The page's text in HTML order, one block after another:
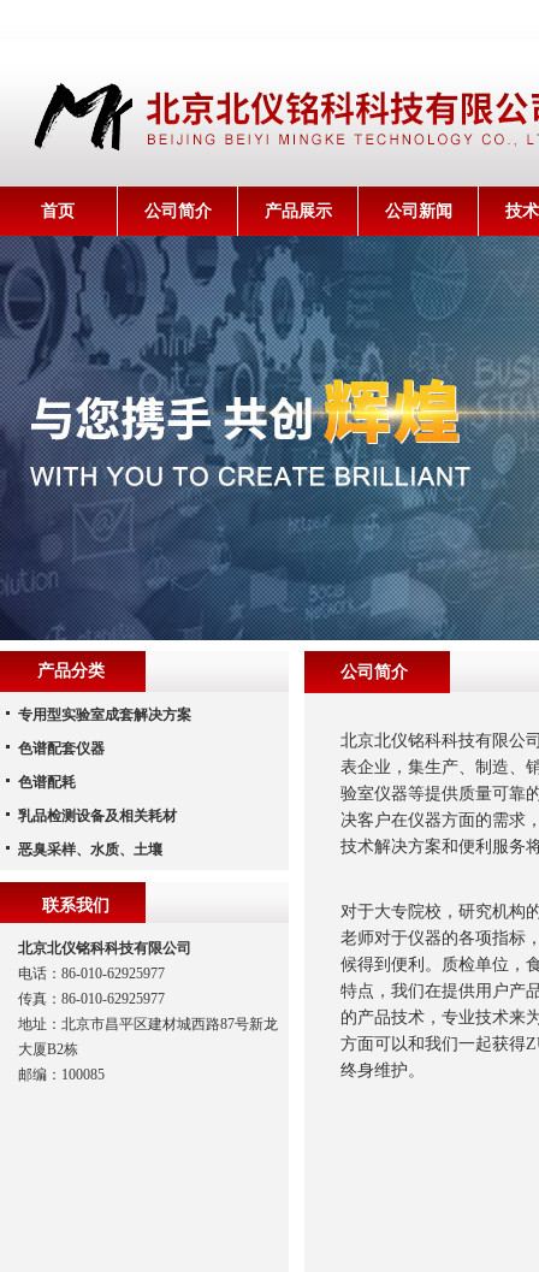
首页 公司简介 产品展示 公司新闻 技
公司简介
北京北仪铭科科技有限公
表企业，集生产、制造、
验室仪器等提供质量可靠
决客户在仪器方面的需求
技术解决方案和便利服务
对于大专院校，研究机构
老师对于仪器的各项指标
候得到便利。质检单位，
特点，我们在提供用户产
的产品技术，专业技术来
方面可以和我们一起获得
终身维护。
产品分类
专用型实验室成套解决方案
色谱配套仪器
色谱配耗
乳品检测设备及相关耗材
恶臭采样、水质、土壤
联系我们
北京北仪铭科科技有限公司
电话：86-010-62925977
传真：86-010-62925977
地址：北京市昌平区建材城西路87号新龙
大厦B2栋
邮编：100085